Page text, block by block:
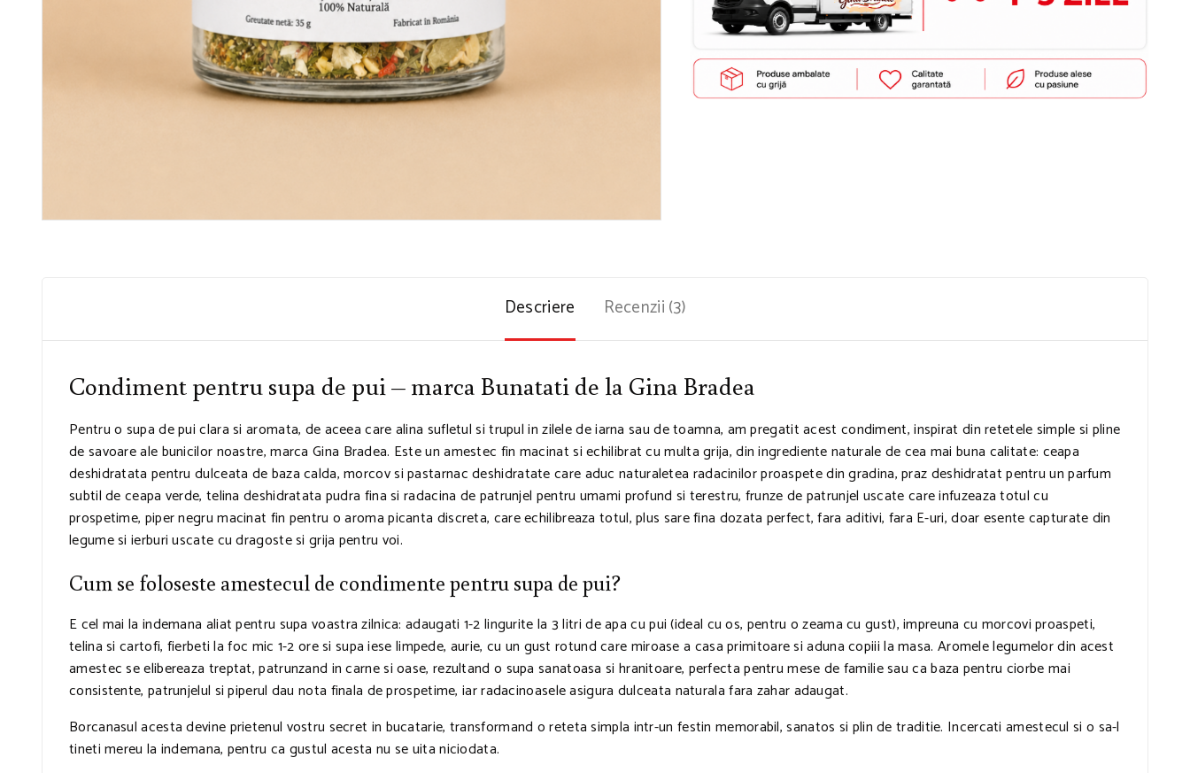
Descriere Recenzii (3)
Condiment pentru supa de pui – marca Bunatati de la Gina Bradea
Pentru o supa de pui clara si aromata, de aceea care alina sufletul si trupul in zilele de iarna sau de toamna, am pregatit acest condiment, inspirat din retetele simple si pline
de savoare ale bunicilor noastre, marca Gina Bradea. Este un amestec fin macinat si echilibrat cu multa grija, din ingrediente naturale de cea mai buna calitate: ceapa
deshidratata pentru dulceata de baza calda, morcov si pastarnac deshidratate care aduc naturaletea radacinilor proaspete din gradina, praz deshidratat pentru un parfum
subtil de ceapa verde, telina deshidratata pudra fina si radacina de patrunjel pentru umami profund si terestru, frunze de patrunjel uscate care infuzeaza totul cu
prospetime, piper negru macinat fin pentru o aroma picanta discreta, care echilibreaza totul, plus sare fina dozata perfect, fara aditivi, fara E-uri, doar esente capturate din
legume si ierburi uscate cu dragoste si grija pentru voi.
Cum se foloseste amestecul de condimente pentru supa de pui?
E cel mai la indemana aliat pentru supa voastra zilnica: adaugati 1-2 lingurite la 3 litri de apa cu pui (ideal cu os, pentru o zeama cu gust), impreuna cu morcovi proaspeti,
telina si cartofi, fierbeti la foc mic 1-2 ore si supa iese limpede, aurie, cu un gust rotund care miroase a casa primitoare si aduna copiii la masa. Aromele legumelor din acest
amestec se elibereaza treptat, patrunzand in carne si oase, rezultand o supa sanatoasa si hranitoare, perfecta pentru mese de familie sau ca baza pentru ciorbe mai
consistente, patrunjelul si piperul dau nota finala de prospetime, iar radacinoasele asigura dulceata naturala fara zahar adaugat.
Borcanasul acesta devine prietenul vostru secret in bucatarie, transformand o reteta simpla intr-un festin memorabil, sanatos si plin de traditie. Incercati amestecul si o sa-l
tineti mereu la indemana, pentru ca gustul acesta nu se uita niciodata.